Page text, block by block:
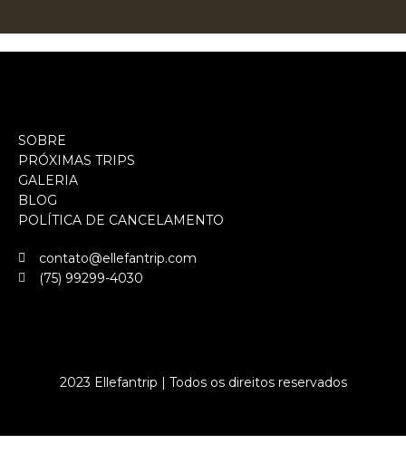
SOBRE
PRÓXIMAS TRIPS
GALERIA
BLOG
POLÍTICA DE CANCELAMENTO
contato@ellefantrip.com
(75) 99299-4030
2023 Ellefantrip | Todos os direitos reservados